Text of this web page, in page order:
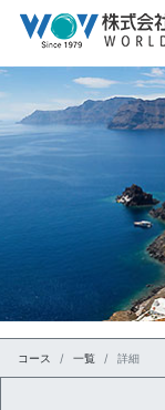
コース 一覧 詳細